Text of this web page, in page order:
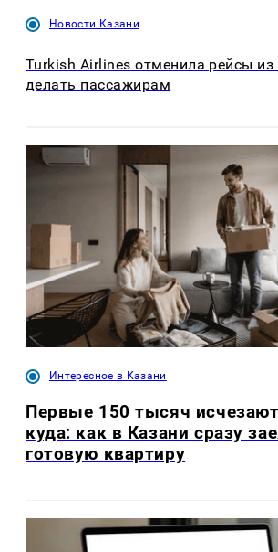
Новости Казани
Turkish Airlines отменила рейсы из
делать пассажирам
Интересное в Казани
Первые 150 тысяч
куда: как в Казани сразу
готовую квартиру